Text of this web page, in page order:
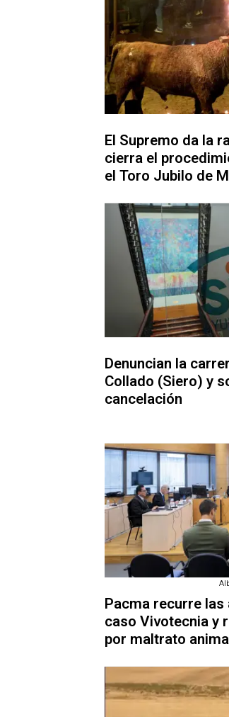
El Supremo da la
cierra el
el Toro Jubilo de
Denuncian la
Collado (Siero) y
cancelación
Pacma recurre
caso Vivotecnia y
por maltrato